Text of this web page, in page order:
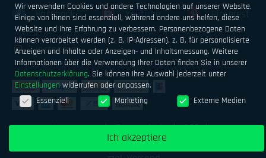
Facebook Youtube Pinterest
Instagram
Impressum Datenschutz
AGB
Geld verdienen mit Airsoftsports
Alle Preise inkl. MwSt.
Wir verwenden Cookies und andere Technologien auf unserer Website.
Einige von ihnen sind essenziell, während andere uns helfen, diese
Website und Ihre Erfahrung zu verbessern. Personenbezogene Daten
können verarbeitet werden (z. B. IP-Adressen), z. B. für personalisierte
Anzeigen und Inhalte oder Anzeigen- und Inhaltsmessung. Weitere
Informationen über die Verwendung Ihrer Daten finden Sie in unserer
Datenschutzerklärung. Sie können Ihre Auswahl jederzeit unter
Einstellungen widerrufen oder anpassen.
Datenschutzeinstellungen
Essenziell Marketing Externe Medien
Ich akzeptiere